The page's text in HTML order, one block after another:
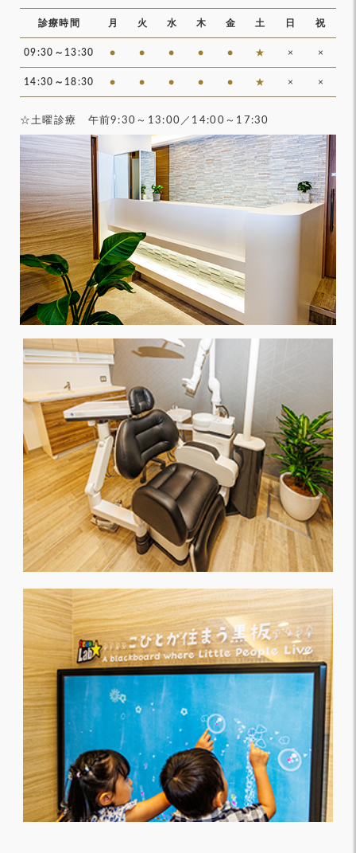
診療時間 月 火 水 木 金 土 日 祝
09:30～13:30 ● ● ● ● ● ★ × ×
14:30～18:30 ● ● ● ● ● ★ × ×
☆土曜診療 午前9:30～13:00／14:00～17:30